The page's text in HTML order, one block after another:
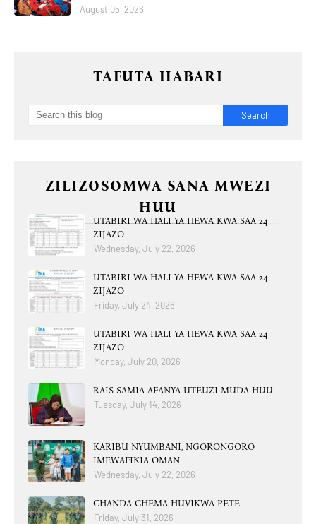
August 05, 2026
TAFUTA HABARI
ZILIZOSOMWA SANA MWEZI
HUU
UTABIRI WA HALI YA HEWA KWA SAA 24
ZIJAZO
Wednesday, July 22, 2026
UTABIRI WA HALI YA HEWA KWA SAA 24
ZIJAZO
Friday, July 24, 2026
UTABIRI WA HALI YA HEWA KWA SAA 24
ZIJAZO
Monday, July 20, 2026
RAIS SAMIA AFANYA UTEUZI MUDA HUU
Tuesday, July 14, 2026
KARIBU NYUMBANI, NGORONGORO
IMEWAFIKIA OMAN
Wednesday, July 22, 2026
CHANDA CHEMA HUVIKWA PETE
Friday, July 31, 2026